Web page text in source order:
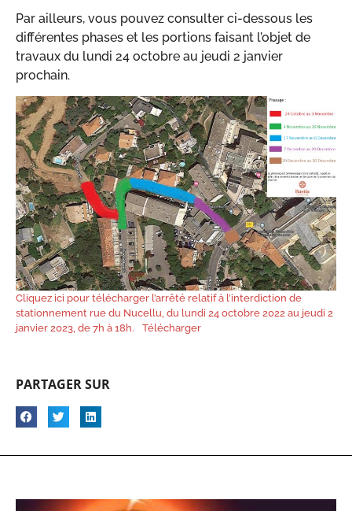
Par ailleurs, vous pouvez consulter ci-dessous les
différentes phases et les portions faisant l’objet de
travaux du lundi 24 octobre au jeudi 2 janvier
prochain.
Cliquez ici pour télécharger l’arrêté relatif à l’interdiction de
stationnement rue du Nucellu, du lundi 24 octobre 2022 au jeudi 2
janvier 2023, de 7h à 18h.
Télécharger
PARTAGER SUR